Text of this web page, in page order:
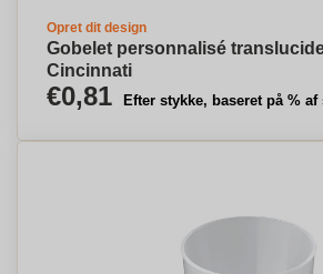
Opret dit design
Gobelet personnalisé
Cincinnati
€0,81 Efter stykke, baseret på % af